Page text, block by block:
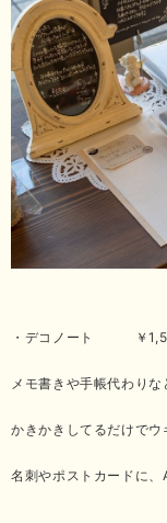
・デコノート ￥
メモ書きや手帳代わりな
かきかきしてるだけでウ
名刺やポストカードに、